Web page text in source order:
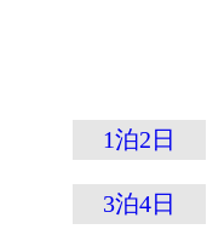
1泊2日
3泊4日